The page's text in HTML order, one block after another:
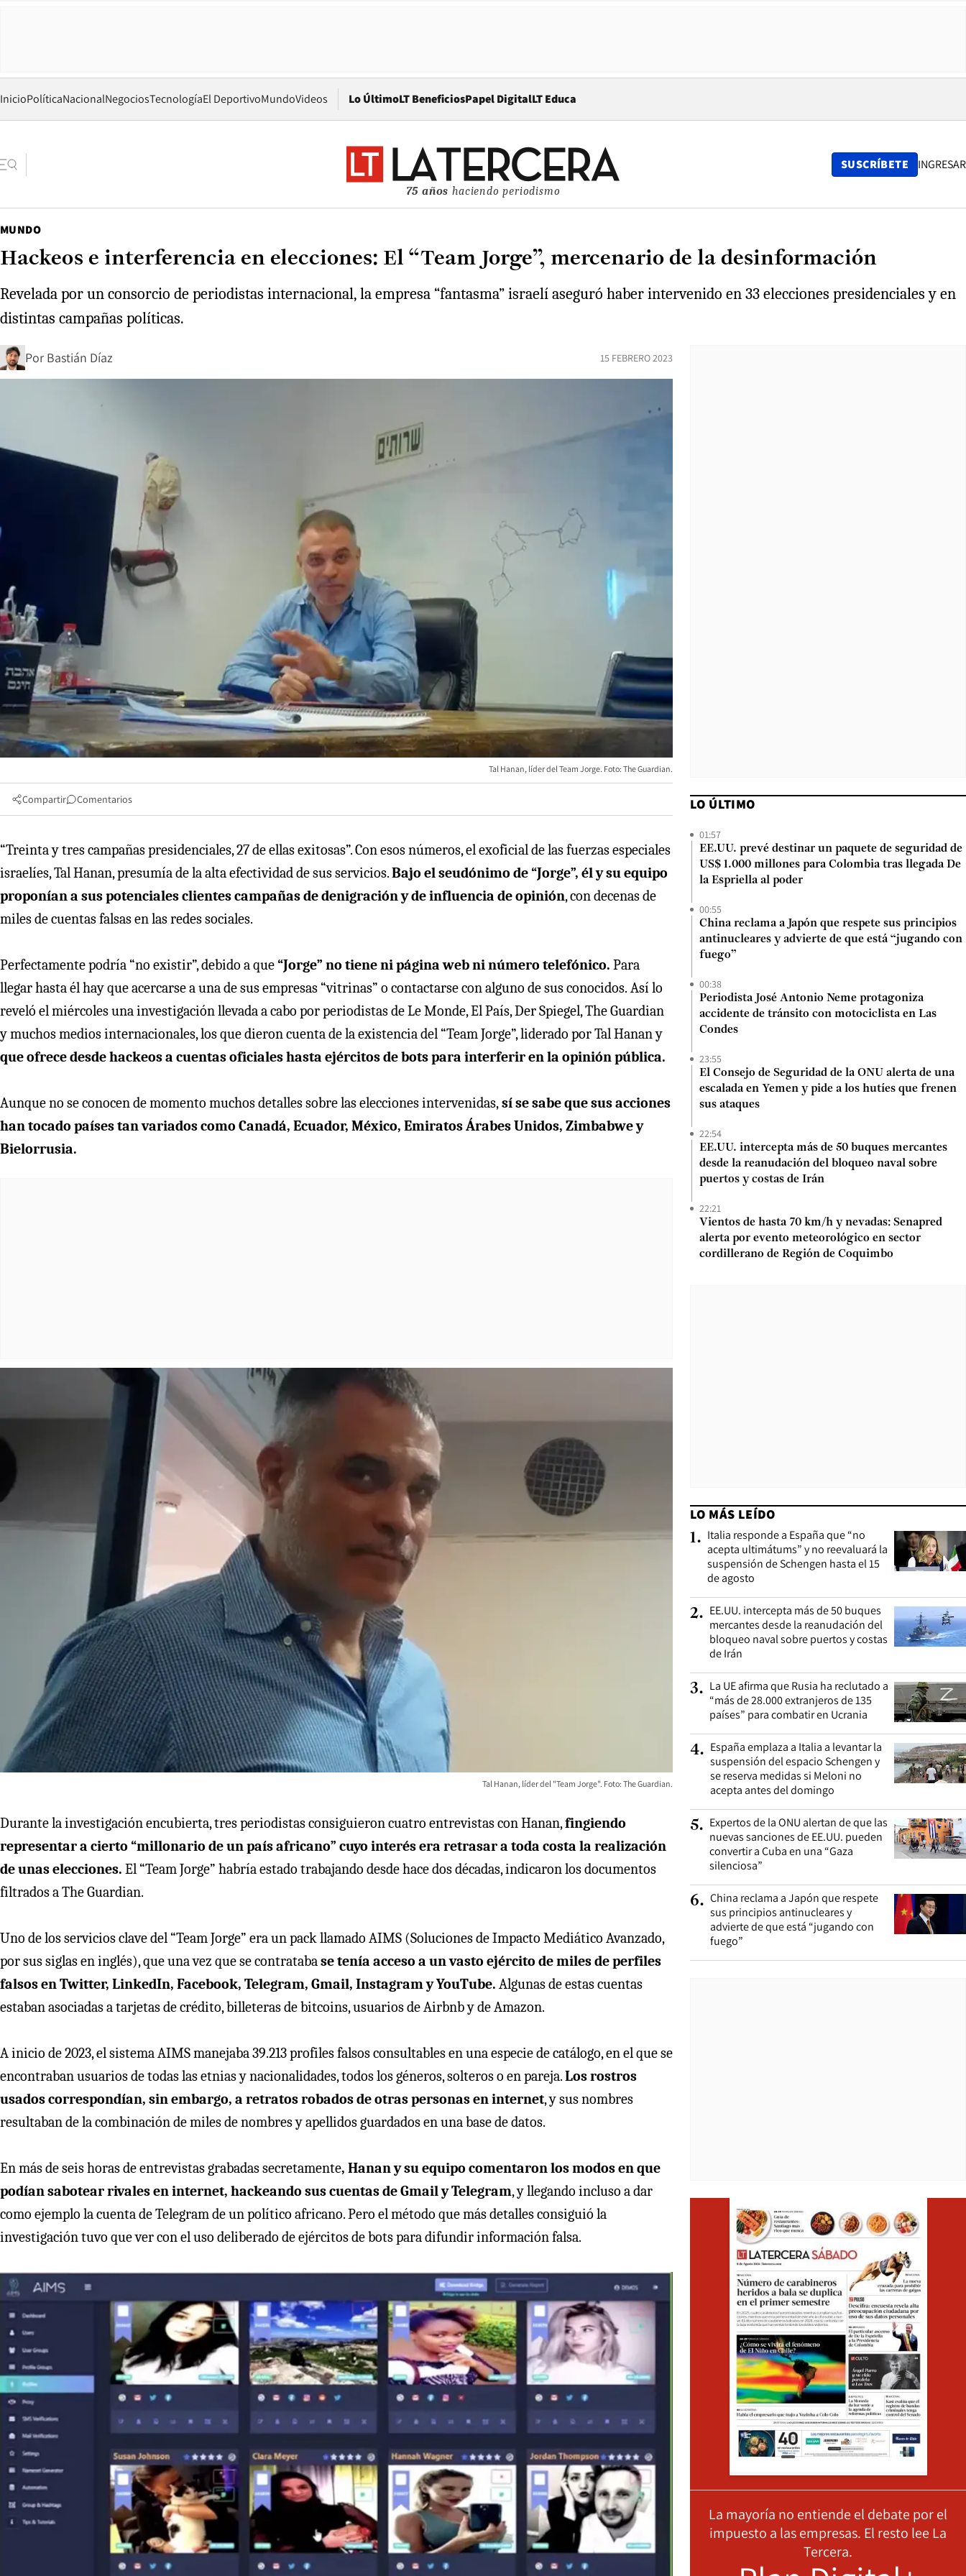
InicioPolíticaNacionalNegociosTecnologíaEl DeportivoMundoVideos Lo ÚltimoLT BeneficiosPapel DigitalOpens in new window
LT Educa
75 años haciendo periodismo
SUSCRÍBETE INGRESAR
MUNDO
Hackeos e interferencia en elecciones: El “Team Jorge”, mercenario de la desinformación
Revelada por un consorcio de periodistas internacional, la empresa “fantasma” israelí aseguró haber intervenido en 33 elecciones presidenciales y en
distintas campañas políticas.
Por Bastián Díaz 15 FEBRERO 2023
Tal Hanan, líder del Team Jorge. Foto: The Guardian.
Compartir Comentarios
“Treinta y tres campañas presidenciales, 27 de ellas exitosas”. Con esos números, el exoficial de las fuerzas especiales
israelíes, Tal Hanan, presumía de la alta efectividad de sus servicios.Bajo el seudónimo de “Jorge”, él y su equipo
proponían a sus potenciales clientes campañas de denigración y de influencia de opinión, con decenas de
miles de cuentas falsas en las redes sociales.
Perfectamente podría “no existir”, debido a que“Jorge” no tiene ni página web ni número telefónico. Para
llegar hasta él hay que acercarse a una de sus empresas “vitrinas” o contactarse con alguno de sus conocidos. Así lo
reveló el miércolesuna investigación llevada a cabo por periodistas de Le Monde, El País, Der Spiegel, The Guardian
y muchos medios internacionales, los que dieron cuenta de la existencia del “Team Jorge”, liderado por Tal Hanan y
que ofrece desde hackeos a cuentas oficiales hasta ejércitos de bots para interferir en la opinión pública.
Aunque no se conocen de momento muchos detalles sobre las elecciones intervenidas,sí se sabe que sus acciones
han tocado países tan variados como Canadá, Ecuador, México, Emiratos Árabes Unidos, Zimbabwe y
Bielorrusia.
Tal Hanan, líder del "Team Jorge". Foto: The Guardian.
Durante la investigación encubierta, tres periodistas consiguieron cuatro entrevistas con Hanan,fingiendo
representar a cierto “millonario de un país africano” cuyo interés era retrasar a toda costa la realización
de unas elecciones. El “Team Jorge” habría estado trabajando desde hace dos décadas, indicaron los documentos
filtrados a The Guardian.
Uno de los servicios clave del “Team Jorge” era un pack llamado AIMS (Soluciones de Impacto Mediático Avanzado,
por sus siglas en inglés), que una vez que se contratabase tenía acceso a un vasto ejército de miles de perfiles
falsos en Twitter, LinkedIn, Facebook, Telegram, Gmail, Instagram y YouTube. Algunas de estas cuentas
estaban asociadas a tarjetas de crédito, billeteras de bitcoins, usuarios de Airbnb y de Amazon.
A inicio de 2023, el sistema AIMS manejaba 39.213 profiles falsos consultables en una especie de catálogo, en el que se
encontraban usuarios de todas las etnias y nacionalidades, todos los géneros, solteros o en pareja.Los rostros
usados correspondían, sin embargo, a retratos robados de otras personas en internet, y sus nombres
resultaban de la combinación de miles de nombres y apellidos guardados en una base de datos.
En más de seis horas de entrevistas grabadas secretamente, Hanan y su equipo comentaron los modos en que
podían sabotear rivales en internet, hackeando sus cuentas de Gmail y Telegram, y llegando incluso a dar
como ejemplo la cuenta de Telegram de un político africano. Pero el método que más detalles consiguió la
investigación tuvo que ver con el uso deliberado de ejércitos de bots para difundir información falsa.
LO ÚLTIMO
01:57
EE.UU. prevé destinar un paquete de seguridad de
US$ 1.000 millones para Colombia tras llegada De
la Espriella al poder
00:55
China reclama a Japón que respete sus principios
antinucleares y advierte de que está “jugando con
fuego”
00:38
Periodista José Antonio Neme protagoniza
accidente de tránsito con motociclista en Las
Condes
23:55
El Consejo de Seguridad de la ONU alerta de una
escalada en Yemen y pide a los hutíes que frenen
sus ataques
22:54
EE.UU. intercepta más de 50 buques mercantes
desde la reanudación del bloqueo naval sobre
puertos y costas de Irán
22:21
Vientos de hasta 70 km/h y nevadas: Senapred
alerta por evento meteorológico en sector
cordillerano de Región de Coquimbo
LO MÁS LEÍDO
1. Italia responde a España que “no
acepta ultimátums” y no reevaluará la
suspensión de Schengen hasta el 15
de agosto
2. EE.UU. intercepta más de 50 buques
mercantes desde la reanudación del
bloqueo naval sobre puertos y costas
de Irán
3. La UE afirma que Rusia ha reclutado a
“más de 28.000 extranjeros de 135
países” para combatir en Ucrania
4. España emplaza a Italia a levantar la
suspensión del espacio Schengen y
se reserva medidas si Meloni no
acepta antes del domingo
5. Expertos de la ONU alertan de que las
nuevas sanciones de EE.UU. pueden
convertir a Cuba en una “Gaza
silenciosa”
6. China reclama a Japón que respete
sus principios antinucleares y
advierte de que está “jugando con
fuego”
La mayoría no entiende el debate por el
impuesto a las empresas. El resto lee La
Tercera.